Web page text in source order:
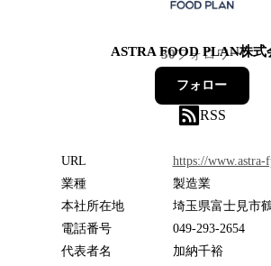
ASTRA FOOD PLAN株式
30フォロワー
フォロー
RSS
URL
https://www.astra-
業種
製造業
本社所在地
埼玉県富士見市
電話番号
049-293-2654
代表者名
加納千裕